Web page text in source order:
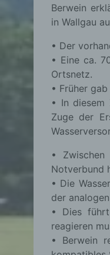
Berwein
in Wallgau
• Der
• Eine ca.
Ortsnetz.
• Früher
• In diesem
Zuge der
•
Notverbund
• Die
der
• Dies
reagieren
• Berwein